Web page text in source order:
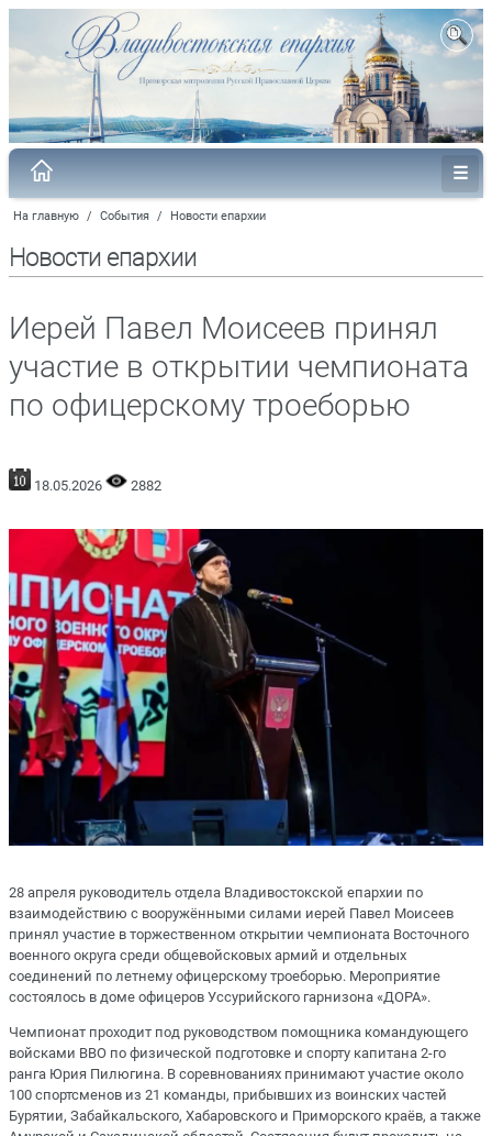
На главную / События / Новости епархии
Новости епархии
Иерей Павел Моисеев принял
участие в открытии чемпионата
по офицерскому троеборью
18.05.2026 2882
28 апреля руководитель отдела Владивостокской епархии по
взаимодействию с вооружёнными силами иерей Павел Моисеев
принял участие в торжественном открытии чемпионата Восточного
военного округа среди общевойсковых армий и отдельных
соединений по летнему офицерскому троеборью. Мероприятие
состоялось в доме офицеров Уссурийского гарнизона «ДОРА».
Чемпионат проходит под руководством помощника командующего
войсками ВВО по физической подготовке и спорту капитана 2-го
ранга Юрия Пилюгина. В соревнованиях принимают участие около
100 спортсменов из 21 команды, прибывших из воинских частей
Бурятии, Забайкальского, Хабаровского и Приморского краёв, а также